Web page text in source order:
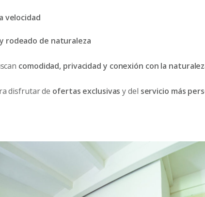
velocidad
rodeado de naturaleza
comodidad, privacidad y conexión con la
disfrutar de ofertas exclusivas y del servicio más